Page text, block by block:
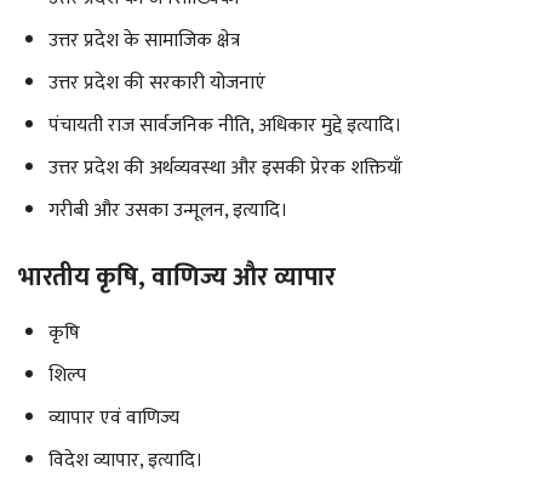
उत्तर प्रदेश के सामाजिक क्षेत्र
उत्तर प्रदेश की सरकारी योजनाएं
पंचायती राज सार्वजनिक नीति, अधिकार मुद्दे इत्यादि।
उत्तर प्रदेश की अर्थव्यवस्था और इसकी प्रेरक शक्तियाँ
गरीबी और उसका उन्मूलन, इत्यादि।
भारतीय कृषि, वाणिज्य और व्यापार
कृषि
शिल्प
व्यापार एवं वाणिज्य
विदेश व्यापार, इत्यादि।